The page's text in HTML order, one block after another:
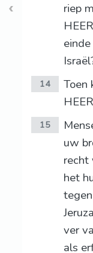
riep
14
Toen
15
uw
recht
het
ver
als